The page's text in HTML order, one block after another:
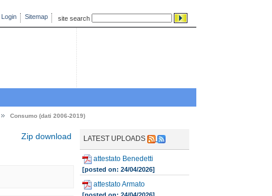
site search
Login Sitemap
Consumo (dati 2006-2019)
Zip download LATEST UPLOADS
attestato Benedetti
[posted on: 24/04/2026]
attestato Armato